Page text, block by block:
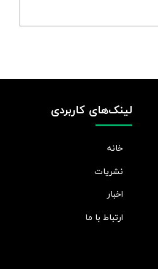
لینک‌های کاربردی
خانه
نشریات
اخبار
ارتباط با ما